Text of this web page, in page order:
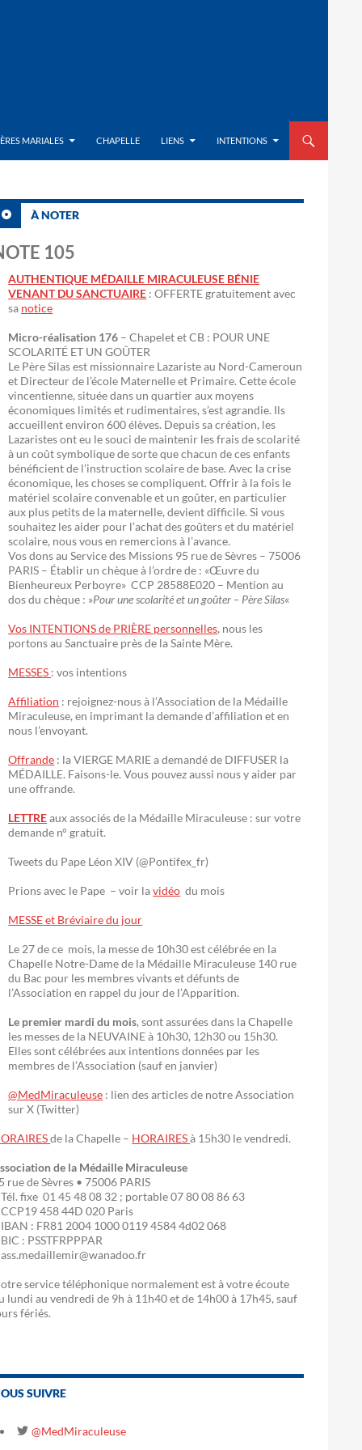
MARIALES
CHAPELLE LIENS INTENTIONS
À NOTER
105
AUTHENTIQUE MÉDAILLE MIRACULEUSE BÉNIE
VENANT DU SANCTUAIRE : OFFERTE gratuitement avec
sa notice
Micro-réalisation 176 – Chapelet et CB : POUR UNE
SCOLARITÉ ET UN GOÛTER
Le Père Silas est missionnaire Lazariste au Nord-Cameroun
et Directeur de l’école Maternelle et Primaire. Cette école
vincentienne, située dans un quartier aux moyens
économiques limités et rudimentaires, s’est agrandie. Ils
accueillent environ 600 élèves. Depuis sa création, les
Lazaristes ont eu le souci de maintenir les frais de scolarité
à un coût symbolique de sorte que chacun de ces enfants
bénéficient de l’instruction scolaire de base. Avec la crise
économique, les choses se compliquent. Offrir à la fois le
matériel scolaire convenable et un goûter, en particulier
aux plus petits de la maternelle, devient difficile. Si vous
souhaitez les aider pour l’achat des goûters et du matériel
scolaire, nous vous en remercions à l’avance.
Vos dons au Service des Missions 95 rue de Sèvres – 75006
PARIS – Établir un chèque à l’ordre de : «Œuvre du
Bienheureux Perboyre» CCP 28588E020 – Mention au
dos du chèque : »Pour une scolarité et un goûter – Père Silas«
Vos INTENTIONS de PRIÈRE personnelles, nous les
portons au Sanctuaire près de la Sainte Mère.
MESSES : vos intentions
Affiliation : rejoignez-nous à l’Association de la Médaille
Miraculeuse, en imprimant la demande d’affiliation et en
nous l’envoyant.
Offrande : la VIERGE MARIE a demandé de DIFFUSER la
MÉDAILLE. Faisons-le. Vous pouvez aussi nous y aider par
une offrande.
LETTREaux associés de la Médaille Miraculeuse : sur votre
demande n° gratuit.
Tweets du Pape Léon XIV (@Pontifex_fr)
Prions avec le Pape – voir lavidéo du mois
MESSE et Bréviaire du jour
Le 27 de ce mois, la messe de 10h30 est célébrée en la
Chapelle Notre-Dame de la Médaille Miraculeuse 140 rue
du Bac pour les membres vivants et défunts de
l’Association en rappel du jour de l’Apparition.
Le premier mardi du mois, sont assurées dans la Chapelle
les messes de la NEUVAINE à 10h30, 12h30 ou 15h30.
Elles sont célébrées aux intentions données par les
membres de l’Association (sauf en janvier)
@MedMiraculeuse : lien des articles de notre Association
sur X (Twitter)
de la Chapelle – HORAIRESà 15h30 le vendredi.
de la Médaille Miraculeuse
rue de Sèvres • 75006 PARIS
fixe 01 45 48 08 32 ; portable 07 80 08 86 63
458 44D 020 Paris
: FR81 2004 1000 0119 4584 4d02 068
: PSSTFRPPPAR
service téléphonique normalement est à votre écoute
lundi au vendredi de 9h à 11h40 et de 14h00 à 17h45, sauf
fériés.
SUIVRE
@MedMiraculeuse